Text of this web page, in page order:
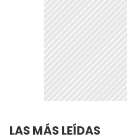
LAS MÁS LEÍDAS